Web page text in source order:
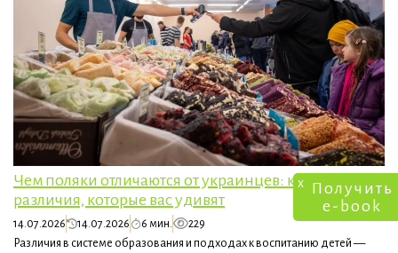
Чем поляки отличаются от украинцев: культурные
различия, которые вас удивят
14.07.2026 14.07.2026 6 мин.
229
Различия в системе образования и подходах к воспитанию детей —
x
Получить
e-book